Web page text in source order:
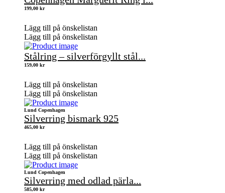
199,00 kr
Lägg till på önskelistan
Lägg till på önskelistan
Stålring – silverförgyllt stål...
159,00 kr
Lägg till på önskelistan
Lägg till på önskelistan
Lund Copenhagen
Silverring bismark 925
465,00 kr
Lägg till på önskelistan
Lägg till på önskelistan
Lund Copenhagen
Silverring med odlad pärla...
585,00 kr